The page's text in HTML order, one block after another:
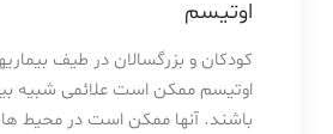
اوتیسم
کودکان و بزرگسالان در طیف
اوتیسم ممکن است علائمی شبیه
باشند. آنها ممکن است در محیط